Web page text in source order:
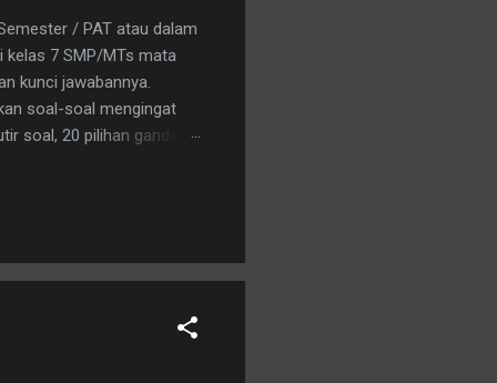
/ PAT atau dalam
kelas 7 SMP/MTs mata
kunci jawabannya.
soal-soal mengingat
soal, 20 pilihan ganda